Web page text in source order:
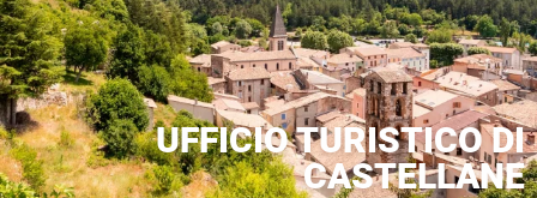
UFFICIO TURISTICO DI
CASTELLANE